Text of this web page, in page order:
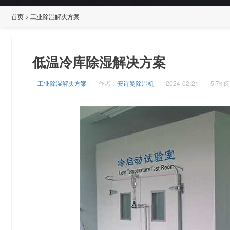
首页 > 工业除湿解决方案
低温冷库除湿解决方案
工业除湿解决方案 作者： 安诗曼除湿机 2024-02-21 5.7k